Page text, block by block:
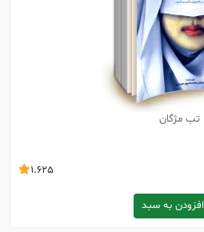
تب مژگان
1.625
افزودن به سبد